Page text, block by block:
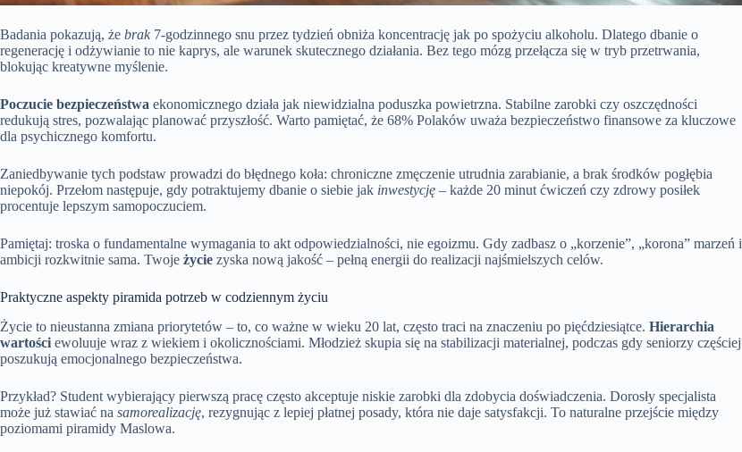
Badania pokazują, że brak 7-godzinnego snu przez tydzień obniża koncentrację jak po spożyciu alkoholu. Dlatego dbanie o
regenerację i odżywianie to nie kaprys, ale warunek skutecznego działania. Bez tego mózg przełącza się w tryb przetrwania,
blokując kreatywne myślenie.
Poczucie bezpieczeństwa ekonomicznego działa jak niewidzialna poduszka powietrzna. Stabilne zarobki czy oszczędności
redukują stres, pozwalając planować przyszłość. Warto pamiętać, że 68% Polaków uważa bezpieczeństwo finansowe za kluczowe
dla psychicznego komfortu.
Zaniedbywanie tych podstaw prowadzi do błędnego koła: chroniczne zmęczenie utrudnia zarabianie, a brak środków pogłębia
niepokój. Przełom następuje, gdy potraktujemy dbanie o siebie jak inwestycję – każde 20 minut ćwiczeń czy zdrowy posiłek
procentuje lepszym samopoczuciem.
Pamiętaj: troska o fundamentalne wymagania to akt odpowiedzialności, nie egoizmu. Gdy zadbasz o „korzenie”, „korona” marzeń i
ambicji rozkwitnie sama. Twoje życie zyska nową jakość – pełną energii do realizacji najśmielszych celów.
Praktyczne aspekty piramida potrzeb w codziennym życiu
Życie to nieustanna zmiana priorytetów – to, co ważne w wieku 20 lat, często traci na znaczeniu po pięćdziesiątce. Hierarchia
wartości ewoluuje wraz z wiekiem i okolicznościami. Młodzież skupia się na stabilizacji materialnej, podczas gdy seniorzy częściej
poszukują emocjonalnego bezpieczeństwa.
Przykład? Student wybierający pierwszą pracę często akceptuje niskie zarobki dla zdobycia doświadczenia. Dorosły specjalista
może już stawiać na samorealizację, rezygnując z lepiej płatnej posady, która nie daje satysfakcji. To naturalne przejście między
poziomami piramidy Maslowa.